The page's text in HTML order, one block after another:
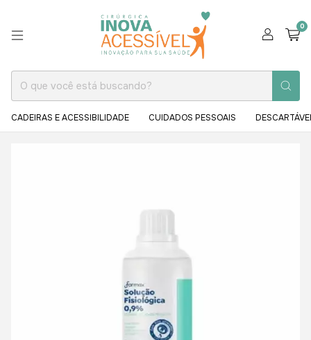
0
CADEIRAS E ACESSIBILIDADE CUIDADOS PESSOAIS